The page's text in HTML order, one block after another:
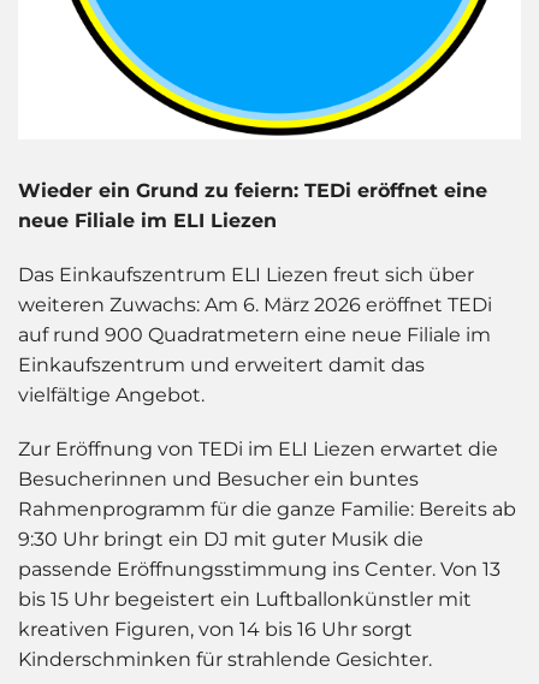
Wieder ein Grund zu feiern: TEDi eröffnet eine
neue Filiale im ELI Liezen
Das Einkaufszentrum ELI Liezen freut sich über
weiteren Zuwachs: Am 6. März 2026 eröffnet TEDi
auf rund 900 Quadratmetern eine neue Filiale im
Einkaufszentrum und erweitert damit das
vielfältige Angebot.
Zur Eröffnung von TEDi im ELI Liezen erwartet die
Besucherinnen und Besucher ein buntes
Rahmenprogramm für die ganze Familie: Bereits ab
9:30 Uhr bringt ein DJ mit guter Musik die
passende Eröffnungsstimmung ins Center. Von 13
bis 15 Uhr begeistert ein Luftballonkünstler mit
kreativen Figuren, von 14 bis 16 Uhr sorgt
Kinderschminken für strahlende Gesichter.